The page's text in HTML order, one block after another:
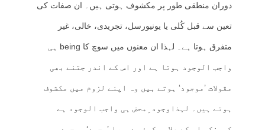
دوران منطقی طور پر مکشوف ہوتی ہیں۔ ان صفات کی
تعین سے قبل کُلی یا یونیورسل، تجریدی، خالی، غیر
متفرق ہوتا ہے۔ لہذا ان معنوں میں سوچ کا being ہی
واجب الوجود ہوتا ہے اور اس کے اندر جتنے بھی
مقولات ’موجود‘ ہوتے ہیں وہ اپنے لزوم میں مکشوف
ہوتے ہیں۔ لہذاوجود ِمحض ہی واجب الوجود ہے